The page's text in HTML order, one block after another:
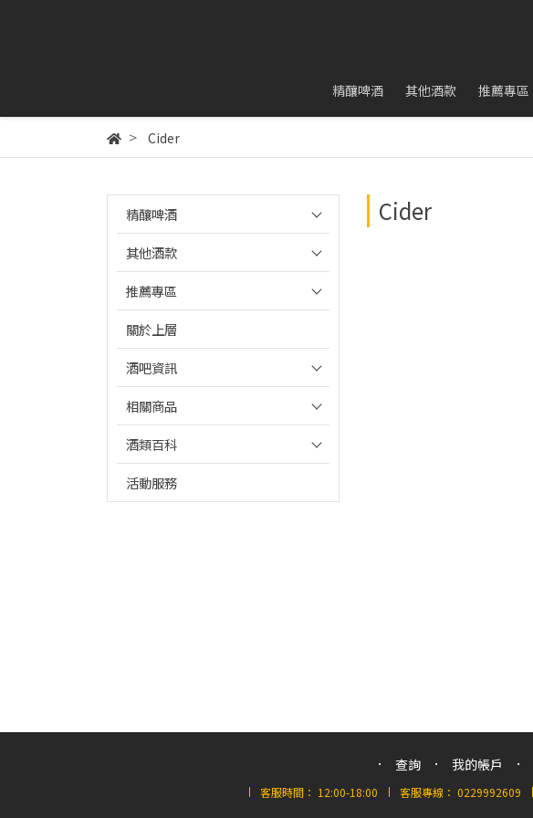
精釀啤酒 其他酒款 推薦專區
Cider
精釀啤酒
其他酒款
推薦專區
關於上層
酒吧資訊
相關商品
酒類百科
活動服務
Cider
查詢 我的帳戶
客服時間： 12:00-18:00 客服專線： 0229992609